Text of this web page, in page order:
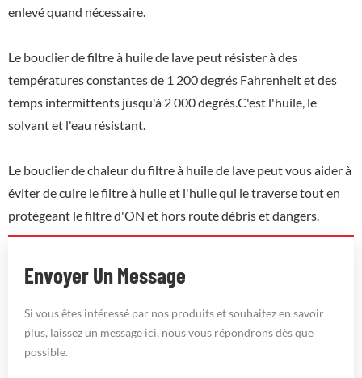
enlevé quand nécessaire.
Le bouclier de filtre à huile de lave peut résister à des
températures constantes de 1 200 degrés Fahrenheit et des
temps intermittents jusqu'à 2 000 degrés.C'est l'huile, le
solvant et l'eau résistant.
Le bouclier de chaleur du filtre à huile de lave peut vous aider à
éviter de cuire le filtre à huile et l'huile qui le traverse tout en
protégeant le filtre d'ON et hors route débris et dangers.
Envoyer Un Message
Si vous êtes intéressé par nos produits et souhaitez en savoir
plus, laissez un message ici, nous vous répondrons dès que
possible.